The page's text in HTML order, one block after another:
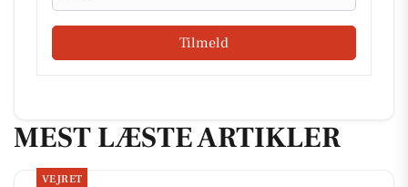
Tilmeld
MEST LÆSTE ARTIKLER
VEJRET